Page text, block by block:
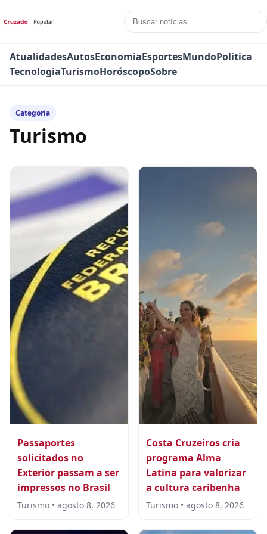
AtualidadesAutosEconomiaEsportesMundoPolitica
TecnologiaTurismoHoróscopoSobre
Categoria
Turismo
Passaportes
solicitados no
Exterior passam a ser
impressos no Brasil
Turismo • agosto 8, 2026
Costa Cruzeiros cria
programa Alma
Latina para valorizar
a cultura caribenha
Turismo • agosto 8, 2026